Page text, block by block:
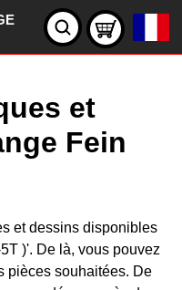
et
Fein
et dessins disponibles
)'. De là, vous pouvez
pièces souhaitées. De